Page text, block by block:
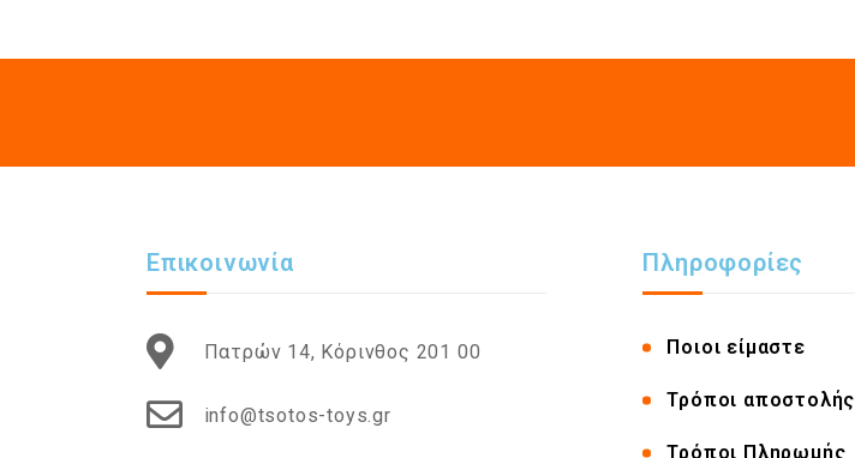
Επικοινωνία
Πατρών 14, Κόρινθος 201 00
info@tsotos-toys.gr
Πληροφορίες
Ποιοι είμαστε
Τρόποι αποστολής
Τρόποι Πληρωμής